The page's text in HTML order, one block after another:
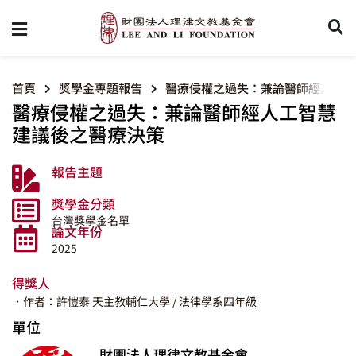
首頁 獎學金專題報告 醫療侵權之過失：兼論醫師經人工
醫療侵權之過失：兼論醫師經人工智慧
建議後之醫療決策
報告主題
獎學金分類
台灣獎學金名單
論文年份
2025
得獎人
．作者：許愷泰 天主教輔仁大學 / 法律學系四年級
單位